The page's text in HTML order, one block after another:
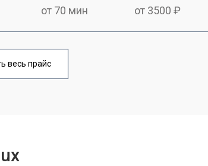
от 70 мин от 3500 ₽
от 120 мин
весь прайс